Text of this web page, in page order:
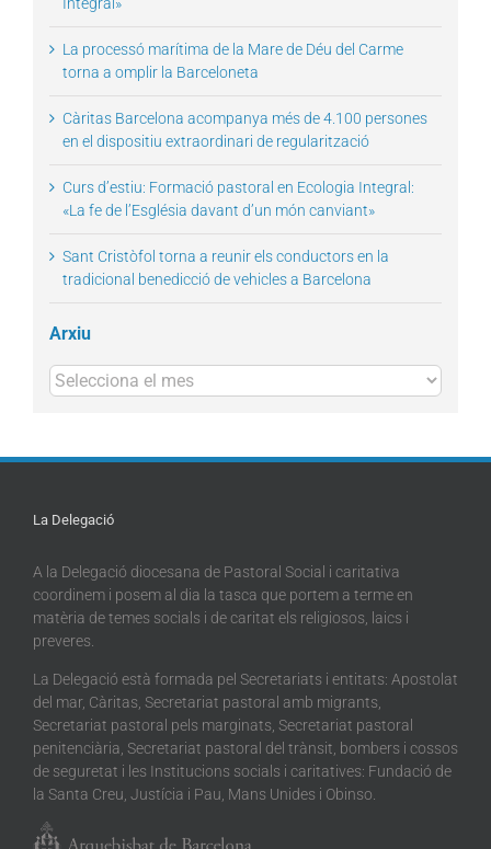
Integral»
La processó marítima de la Mare de Déu del Carme
torna a omplir la Barceloneta
Càritas Barcelona acompanya més de 4.100 persones
en el dispositiu extraordinari de regularització
Curs d’estiu: Formació pastoral en Ecologia Integral:
«La fe de l’Església davant d’un món canviant»
Sant Cristòfol torna a reunir els conductors en la
tradicional benedicció de vehicles a Barcelona
Arxiu
Arxius
La Delegació
A la Delegació diocesana de Pastoral Social i caritativa
coordinem i posem al dia la tasca que portem a terme en
matèria de temes socials i de caritat els religiosos, laics i
preveres.
La Delegació està formada pel Secretariats i entitats: Apostolat
del mar, Càritas, Secretariat pastoral amb migrants,
Secretariat pastoral pels marginats, Secretariat pastoral
penitenciària, Secretariat pastoral del trànsit, bombers i cossos
de seguretat i les Institucions socials i caritatives: Fundació de
la Santa Creu, Justícia i Pau, Mans Unides i Obinso.